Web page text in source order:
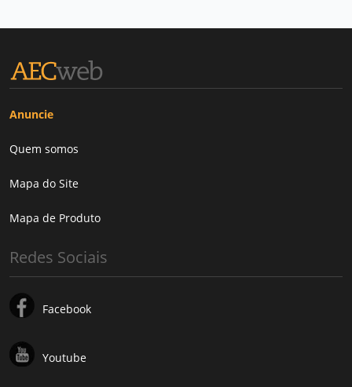
Anuncie
Quem somos
Mapa do Site
Mapa de Produto
Redes Sociais
Facebook
Youtube